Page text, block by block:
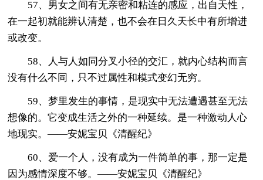
57、男女之间有无亲密和粘连的感应，出自天性，
在一起初就能辨认清楚，也不会在日久天长中有所增进
或改变。
58、人与人如同分叉小径的交汇，就内心结构而言
没有什么不同，只不过属性和模式变幻无穷。
59、梦里发生的事情，是现实中无法遭遇甚至无法
想像的。它变成生活之外的一种延续。是一种激动人心
地现实。——安妮宝贝《清醒纪》
60、爱一个人，没有成为一件简单的事，那一定是
因为感情深度不够。——安妮宝贝《清醒纪》